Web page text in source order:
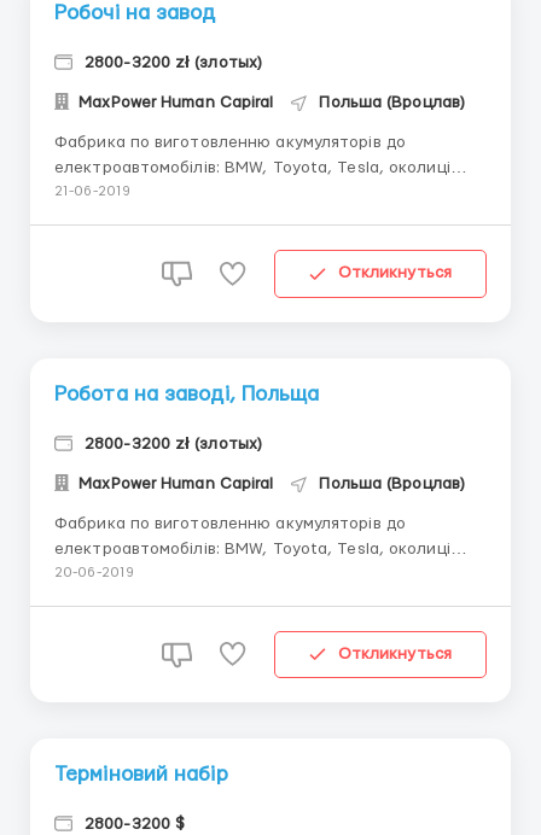
Робочі на завод
2800-3200 zł (злотых)
MaxPower Human Capiral Польша (Вроцлав)
Фабрика по виготовленню акумуляторів до
електроавтомобілів: BMW, Toyota, Tesla, околиці
Вроцлава – Офіційне оформлення по Umowa zlecenie
21-06-2019
Откликнуться
Робота на заводі, Польща
2800-3200 zł (злотых)
MaxPower Human Capiral Польша (Вроцлав)
Фабрика по виготовленню акумуляторів до
електроавтомобілів: BMW, Toyota, Tesla, околиці
Вроцлава – Офіційне оформлення по Umowa zlecenie
без затримок,...
20-06-2019
Откликнуться
Терміновий набір
2800-3200 $